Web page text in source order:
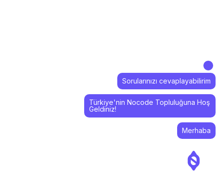
Merhaba
Türkiye'nin Nocode Topluluğuna Hoş
Geldiniz!
Sorularınızı cevaplayabilirim